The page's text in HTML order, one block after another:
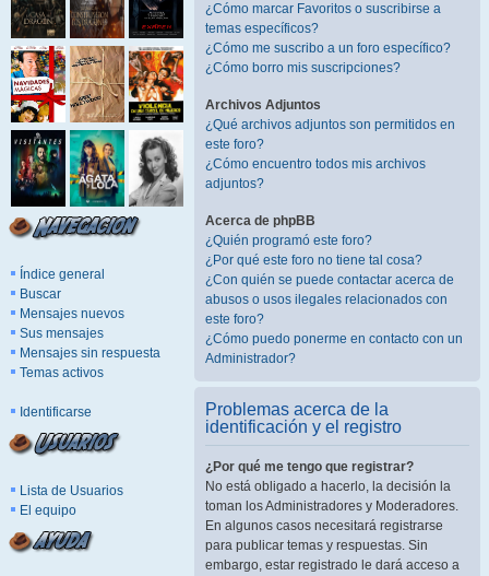
Índice general
Buscar
Mensajes nuevos
Sus mensajes
Mensajes sin respuesta
Temas activos
Identificarse
Lista de Usuarios
El equipo
¿Cómo marcar Favoritos o suscribirse a
temas específicos?
¿Cómo me suscribo a un foro específico?
¿Cómo borro mis suscripciones?
Archivos Adjuntos
¿Qué archivos adjuntos son permitidos en
este foro?
¿Cómo encuentro todos mis archivos
adjuntos?
Acerca de phpBB
¿Quién programó este foro?
¿Por qué este foro no tiene tal cosa?
¿Con quién se puede contactar acerca de
abusos o usos ilegales relacionados con
este foro?
¿Cómo puedo ponerme en contacto con un
Administrador?
Problemas acerca de la
identificación y el registro
¿Por qué me tengo que registrar?
No está obligado a hacerlo, la decisión la
toman los Administradores y Moderadores.
En algunos casos necesitará registrarse
para publicar temas y respuestas. Sin
embargo, estar registrado le dará acceso a